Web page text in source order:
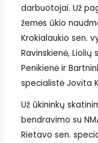
darbuotojai. Už
žemės ūkio
Krokialaukio sen.
Ravinskienė, Liolių
Penikienė ir
specialistė Jovita
Už ūkininkų
bendravimo su
Rietavo sen.